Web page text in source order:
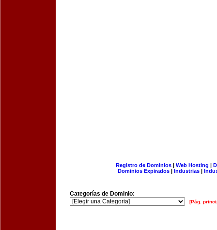
Registro de Dominios| Web Hosting |
Dominios Expirados | Industrias |
Categorías de Dominio:
[Pág.